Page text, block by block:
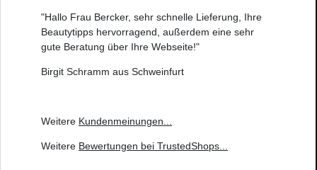
"Hallo Frau Bercker, sehr schnelle Lieferung, Ihre
Beautytipps hervorragend, außerdem eine sehr
gute Beratung über Ihre Webseite!"
Birgit Schramm aus Schweinfurt
Weitere Kundenmeinungen
Weitere Bewertungen bei TrustedShops